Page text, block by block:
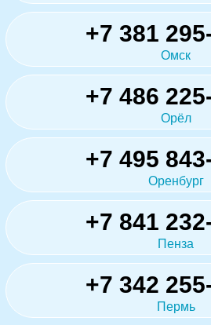
+7 381
Омск
+7 486
Орёл
+7 495
Оренбург
+7 841
Пенза
+7 342
Пермь